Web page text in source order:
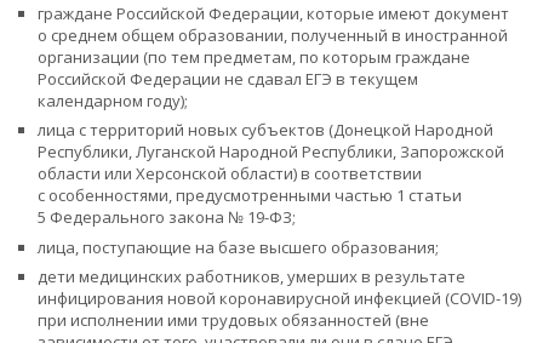
граждане Российской Федерации, которые имеют документ
о среднем общем образовании, полученный в иностранной
организации (по тем предметам, по которым граждане
Российской Федерации не сдавал ЕГЭ в текущем
календарном году);
лица с территорий новых субъектов (Донецкой Народной
Республики, Луганской Народной Республики, Запорожской
области или Херсонской области) в соответствии
с особенностями, предусмотренными частью 1 статьи
5 Федерального закона № 19-ФЗ;
лица, поступающие на базе высшего образования;
дети медицинских работников, умерших в результате
инфицирования новой коронавирусной инфекцией (COVID-19)
при исполнении ими трудовых обязанностей (вне